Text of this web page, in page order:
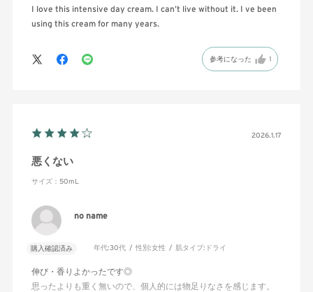
I love this intensive day cream. I can’t live without it. I ve been
using this cream for many years.
参考になった 1
2026.1.17
悪くない
サイズ：50mL
no name
購入確認済み 年代:30代 性別:女性 肌タイプ: ドライ
伸び・香りよかったです◎
思ったよりも重く無いので、個人的には物足りなさを感じます。